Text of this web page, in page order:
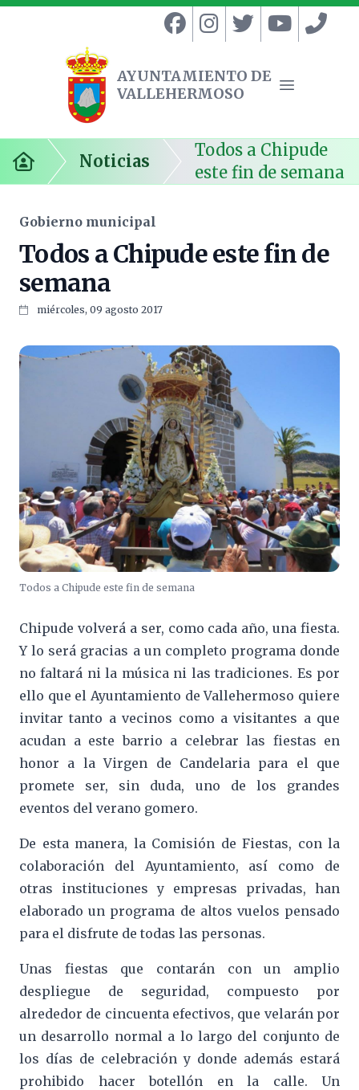
Ayuntamiento de Vallehermoso
AYUNTAMIENTO DE
VALLEHERMOSO
Abrir
Inicio Noticias
Todos a Chipude
este fin de semana
Gobierno municipal
Todos a Chipude este fin de
semana
miércoles, 09 agosto 2017
Todos a Chipude este fin de semana
Chipude volverá a ser, como cada año, una fiesta.
Y lo será gracias a un completo programa donde
no faltará ni la música ni las tradiciones. Es por
ello que el Ayuntamiento de Vallehermoso quiere
invitar tanto a vecinos como a visitantes a que
acudan a este barrio a celebrar las fiestas en
honor a la Virgen de Candelaria para el que
promete ser, sin duda, uno de los grandes
eventos del verano gomero.
De esta manera, la Comisión de Fiestas, con la
colaboración del Ayuntamiento, así como de
otras instituciones y empresas privadas, han
elaborado un programa de altos vuelos pensado
para el disfrute de todas las personas.
Unas fiestas que contarán con un amplio
despliegue de seguridad, compuesto por
alrededor de cincuenta efectivos, que velarán por
un desarrollo normal a lo largo del conjunto de
los días de celebración y donde además estará
prohibido hacer botellón en la calle. Un